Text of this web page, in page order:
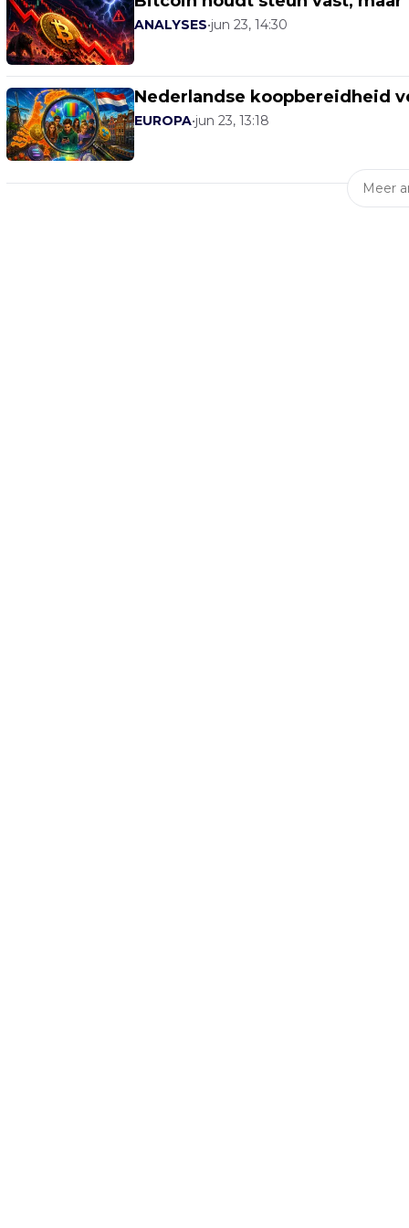
ANALYSES•jun 23, 14:30
Nederlandse koopbereidheid
EUROPA•jun 23, 13:18
Meer